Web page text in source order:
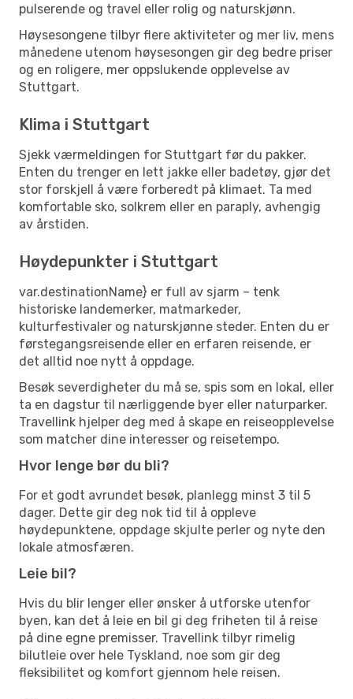
pulserende og travel eller rolig og naturskjønn.
Høysesongene tilbyr flere aktiviteter og mer liv, mens
månedene utenom høysesongen gir deg bedre priser
og en roligere, mer oppslukende opplevelse av
Stuttgart.
Klima i Stuttgart
Sjekk værmeldingen for Stuttgart før du pakker.
Enten du trenger en lett jakke eller badetøy, gjør det
stor forskjell å være forberedt på klimaet. Ta med
komfortable sko, solkrem eller en paraply, avhengig
av årstiden.
Høydepunkter i Stuttgart
var.destinationName} er full av sjarm – tenk
historiske landemerker, matmarkeder,
kulturfestivaler og naturskjønne steder. Enten du er
førstegangsreisende eller en erfaren reisende, er
det alltid noe nytt å oppdage.
Besøk severdigheter du må se, spis som en lokal, eller
ta en dagstur til nærliggende byer eller naturparker.
Travellink hjelper deg med å skape en reiseopplevelse
som matcher dine interesser og reisetempo.
Hvor lenge bør du bli?
For et godt avrundet besøk, planlegg minst 3 til 5
dager. Dette gir deg nok tid til å oppleve
høydepunktene, oppdage skjulte perler og nyte den
lokale atmosfæren.
Leie bil?
Hvis du blir lenger eller ønsker å utforske utenfor
byen, kan det å leie en bil gi deg friheten til å reise
på dine egne premisser. Travellink tilbyr rimelig
bilutleie over hele Tyskland, noe som gir deg
fleksibilitet og komfort gjennom hele reisen.